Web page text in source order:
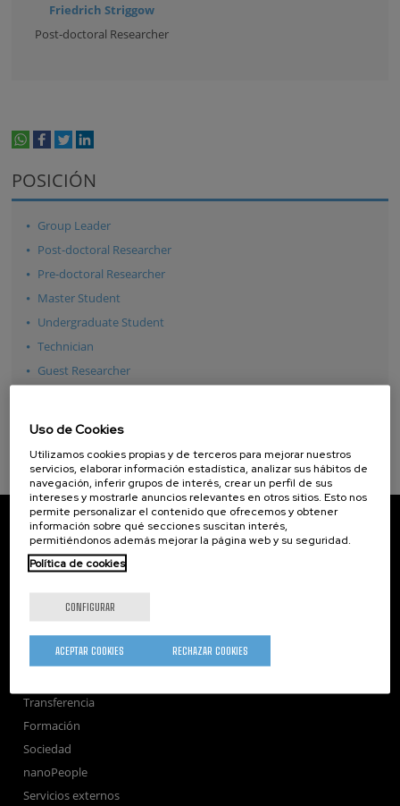
Friedrich Striggow
Post-doctoral Researcher
POSICIÓN
Group Leader
Post-doctoral Researcher
Pre-doctoral Researcher
Master Student
Undergraduate Student
Technician
Guest Researcher
CIC nanoGUNE
Tolosa Hiribidea, 76
E-20018 Donostia / San Sebastian
+34 9... Ver teléfono
nanoGUNE
Transferencia
Formación
Sociedad
nanoPeople
Servicios externos
Uso de Cookies
Utilizamos cookies propias y de terceros para mejorar nuestros
servicios, elaborar información estadística, analizar sus hábitos de
navegación, inferir grupos de interés, crear un perfil de sus
intereses y mostrarle anuncios relevantes en otros sitios. Esto nos
permite personalizar el contenido que ofrecemos y obtener
información sobre qué secciones suscitan interés,
permitiéndonos además mejorar la página web y su seguridad.
Política de cookies
CONFIGURAR
RECHAZAR COOKIES
ACEPTAR COOKIES